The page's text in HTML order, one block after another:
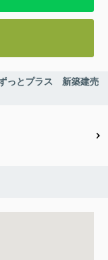
っとプラス 新築建売